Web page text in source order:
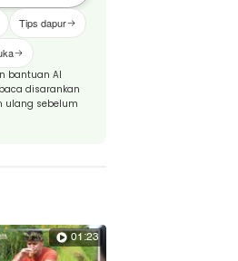
Tips dapur
bantuan AI
disarankan
ulang sebelum
01:23